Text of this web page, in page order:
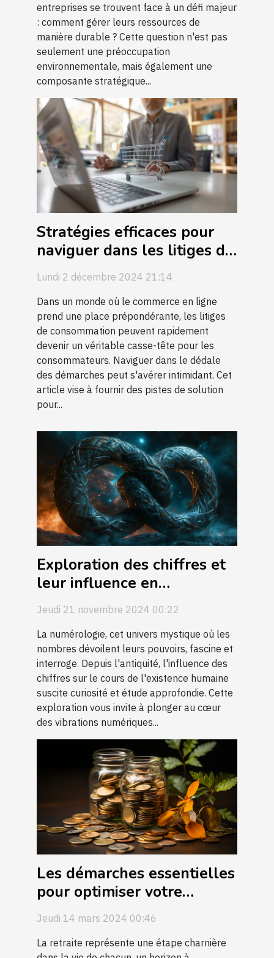
entreprises se trouvent face à un défi majeur
: comment gérer leurs ressources de
manière durable ? Cette question n'est pas
seulement une préoccupation
environnementale, mais également une
composante stratégique...
Stratégies efficaces pour
naviguer dans les litiges de
consommation en ligne
Lundi 2 décembre 2024 21:14
Dans un monde où le commerce en ligne
prend une place prépondérante, les litiges
de consommation peuvent rapidement
devenir un véritable casse-tête pour les
consommateurs. Naviguer dans le dédale
des démarches peut s'avérer intimidant. Cet
article vise à fournir des pistes de solution
pour...
Exploration des chiffres et
leur influence en
numérologie
Jeudi 21 novembre 2024 00:22
La numérologie, cet univers mystique où les
nombres dévoilent leurs pouvoirs, fascine et
interroge. Depuis l'antiquité, l'influence des
chiffres sur le cours de l'existence humaine
suscite curiosité et étude approfondie. Cette
exploration vous invite à plonger au cœur
des vibrations numériques...
Les démarches essentielles
pour optimiser votre
retraite avant de consulter
un expert
Jeudi 14 mars 2024 00:46
La retraite représente une étape charnière